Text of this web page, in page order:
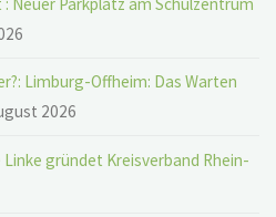
Limburg-Offheim: Das Warten
2026
gründet Kreisverband Rhein-